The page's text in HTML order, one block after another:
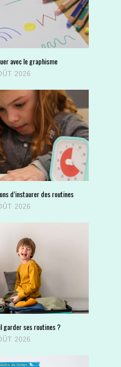
avec le graphisme
2026
d’instaurer des routines
2026
garder ses routines ?
2026